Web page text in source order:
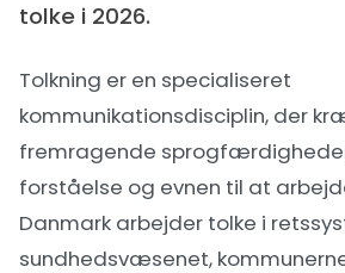
tolke i 2026.
Tolkning er en specialiseret
kommunikationsdisciplin, der
fremragende
forståelse og evnen til at
Danmark arbejder tolke i
sundhedsvæsenet,